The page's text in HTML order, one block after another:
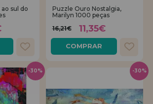
sul do
Puzzle Ouro Nostalgia,
Marilyn 1000 peças
16,21€
11,35€
COMPRAR
-30% -30%